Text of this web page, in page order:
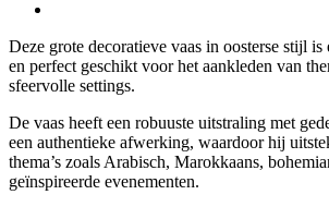
Deze grote decoratieve vaas in oosterse stijl
en perfect geschikt voor het aankleden van
sfeervolle settings.
De vaas heeft een robuuste uitstraling met
een authentieke afwerking, waardoor hij
thema’s zoals Arabisch, Marokkaans,
geïnspireerde evenementen.